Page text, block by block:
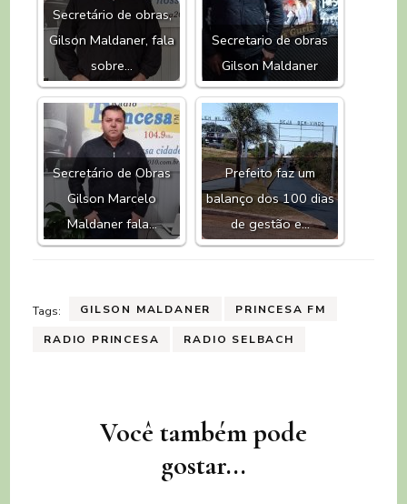
Secretário de obras,
Gilson Maldaner, fala
sobre…
Secretario de obras
Gilson Maldaner
Secretário de Obras
Gilson Marcelo
Maldaner fala…
Prefeito faz um
balanço dos 100 dias
de gestão e…
Tags: GILSON MALDANER PRINCESA FM
RADIO PRINCESA RADIO SELBACH
NavegaçãoVocê também pode
gostar...